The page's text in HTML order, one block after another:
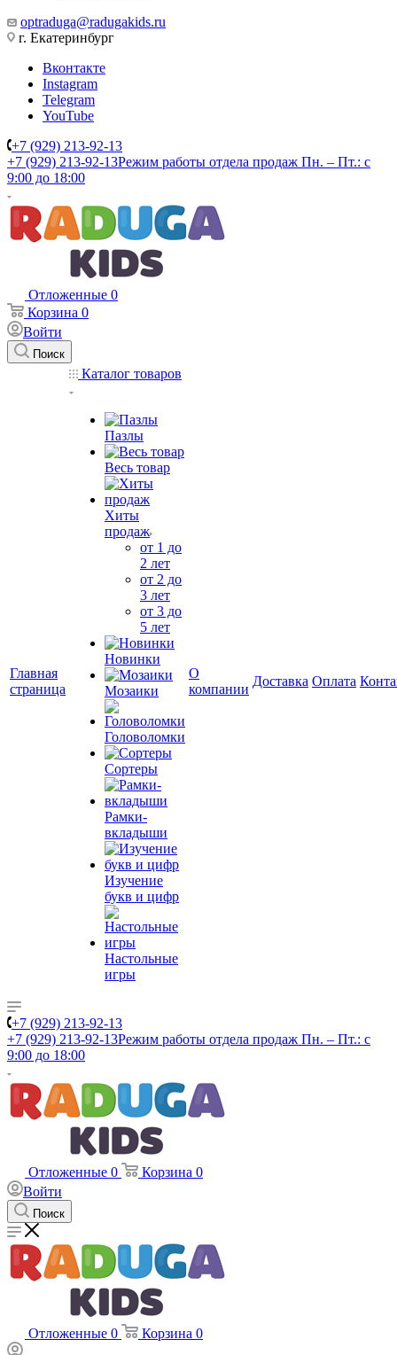
optraduga@radugakids.ru
г. Екатеринбург
Вконтакте
Instagram
Telegram
YouTube
+7 (929) 213-92-13
+7 (929) 213-92-13Режим работы отдела продаж Пн. – Пт.: с
9:00 до 18:00
Отложенные 0
Корзина 0
Войти
Поиск
Главная
страница
Каталог товаров
Пазлы
Весь товар
Хиты
продаж
от 1 до
2 лет
от 2 до
3 лет
от 3 до
5 лет
Новинки
Мозаики
Головоломки
Сортеры
Рамки-
вкладыши
Изучение
букв и цифр
Настольные
игры
О
компании
Доставка Оплата
+7 (929) 213-92-13
+7 (929) 213-92-13Режим работы отдела продаж Пн. – Пт.: с
9:00 до 18:00
Отложенные 0 Корзина 0
Войти
Поиск
Отложенные 0 Корзина 0